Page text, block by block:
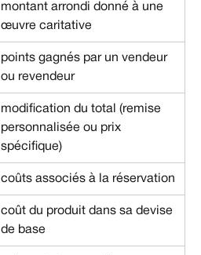
montant arrondi donné à une
œuvre caritative
points gagnés par un vendeur
ou revendeur
modification du total (remise
personnalisée ou prix
spécifique)
coûts associés à la réservation
coût du produit dans sa devise
de base